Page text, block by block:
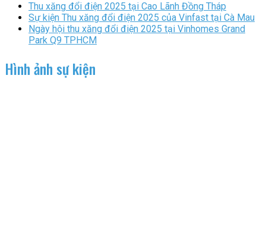
Thu xăng đổi điện 2025 tại Cao Lãnh Đồng Tháp
Sự kiện Thu xăng đổi điện 2025 của Vinfast tại Cà Mau
Ngày hội thu xăng đổi điện 2025 tại Vinhomes Grand
Park Q9 TPHCM
Hình ảnh sự kiện